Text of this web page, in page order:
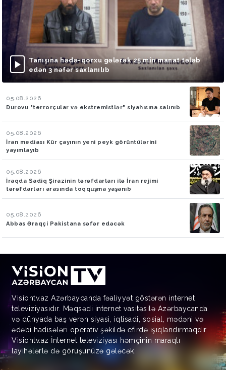
Tanışına hədə-qorxu gələrək 25 min manat tələb
edən 3 nəfər saxlanılıb
05.08.2026
Durovu "terrorçular və ekstremistlər" siyahısına salınıb
05.08.2026
İran mediası Kür çayının yeni peyk görüntülərini
yayımlayıb
05.08.2026
İraqda Sadiq Şirazinin tərəfdarları ilə İran rejimi
tərəfdarları arasında toqquşma yaşanıb
05.08.2026
Abbas Əraqçi Pakistana səfər edəcək
Visiontv.az Azərbaycanda fəaliyyət göstərən internet
televiziyasıdır. Məqsədi internet vasitəsilə Azərbaycanda
və dünyada baş verən siyasi, iqtisadi, sosial, mədəni və
ədəbi hadisələri operativ şəkildə efirdə işıqlandırmaqdır.
Visiontv.az İnternet televiziyası həmçinin maraqlı
layihələrlə də görüşünüzə gələcək.